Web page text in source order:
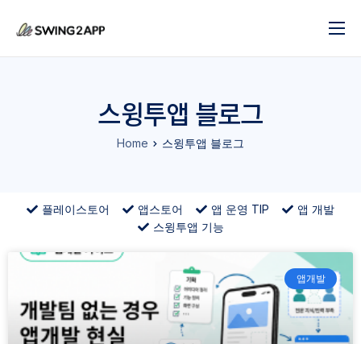
블로그
스윙투앱 블로그
Home 스윙투앱 블로그
플레이스토어 앱스토어 앱 운영 TIP
앱 개발
스윙투앱 기능
앱개발